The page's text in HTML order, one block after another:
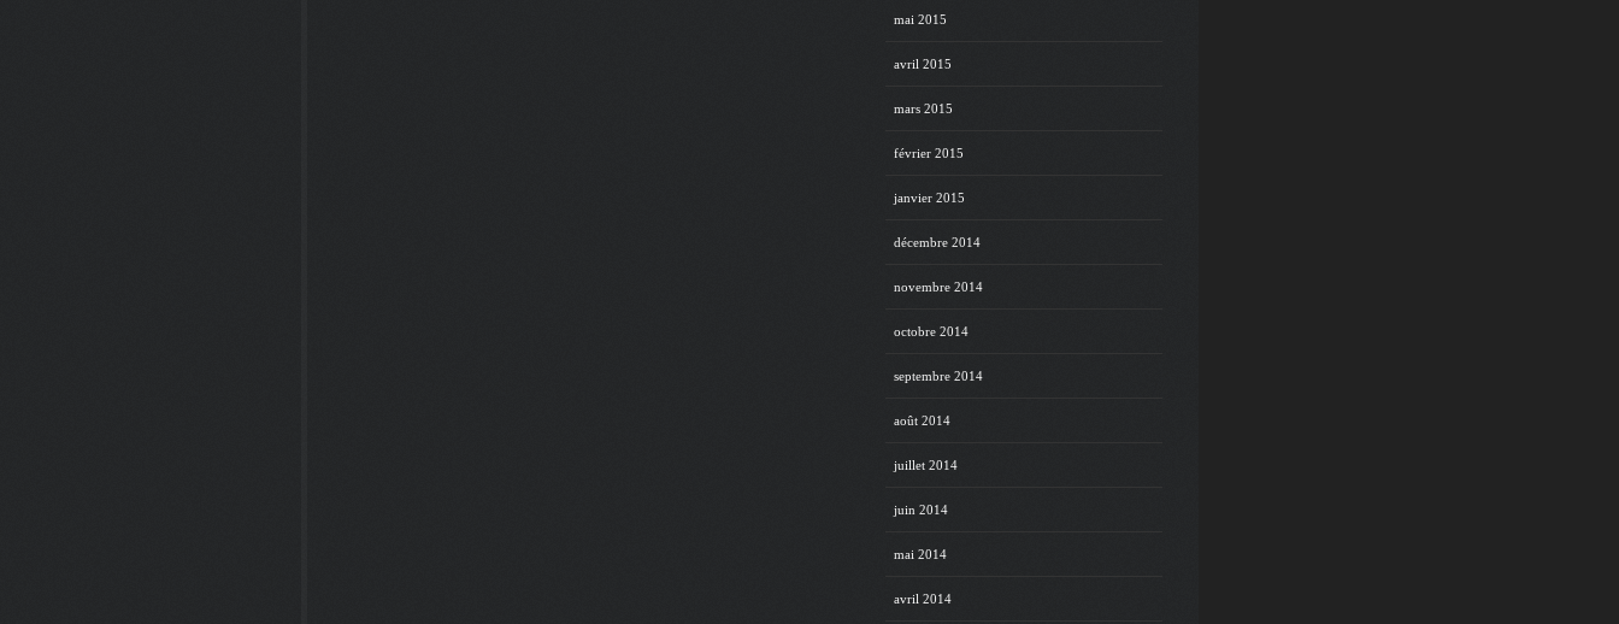
mai 2015
avril 2015
mars 2015
février 2015
janvier 2015
décembre 2014
novembre 2014
octobre 2014
septembre 2014
août 2014
juillet 2014
juin 2014
mai 2014
avril 2014